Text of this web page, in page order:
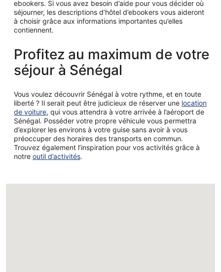
ebookers. Si vous avez besoin d’aide pour vous décider où
séjourner, les descriptions d’hôtel d’ebookers vous aideront
à choisir grâce aux informations importantes qu’elles
contiennent.
Profitez au maximum de votre
séjour à Sénégal
Vous voulez découvrir Sénégal à votre rythme, et en toute
liberté ? Il serait peut être judicieux de réserver une location
de voiture, qui vous attendra à votre arrivée à l’aéroport de
Sénégal. Posséder votre propre véhicule vous permettra
d’explorer les environs à votre guise sans avoir à vous
préoccuper des horaires des transports en commun.
Trouvez également l’inspiration pour vos activités grâce à
notre outil d’activités.